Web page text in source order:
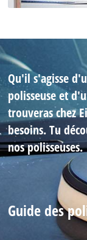
Qu'il s'agisse
polisseuse et
trouveras chez
besoins. Tu
nos polisseuses.
Guide des